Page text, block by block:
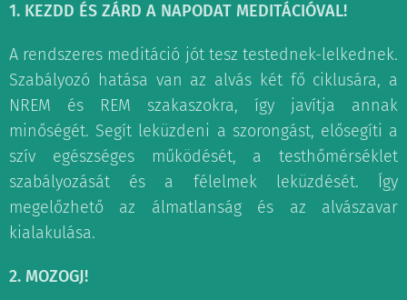
1. KEZDD ÉS ZÁRD A NAPODAT MEDITÁCIÓVAL!
A rendszeres meditáció jót tesz testednek-lelkednek.
Szabályozó hatása van az alvás két fő ciklusára, a
NREM és REM szakaszokra, így javítja annak
minőségét. Segít leküzdeni a szorongást, elősegíti a
szív egészséges működését, a testhőmérséklet
szabályozását és a félelmek leküzdését. Így
megelőzhető az álmatlanság és az alvászavar
kialakulása.
2. MOZOGJ!